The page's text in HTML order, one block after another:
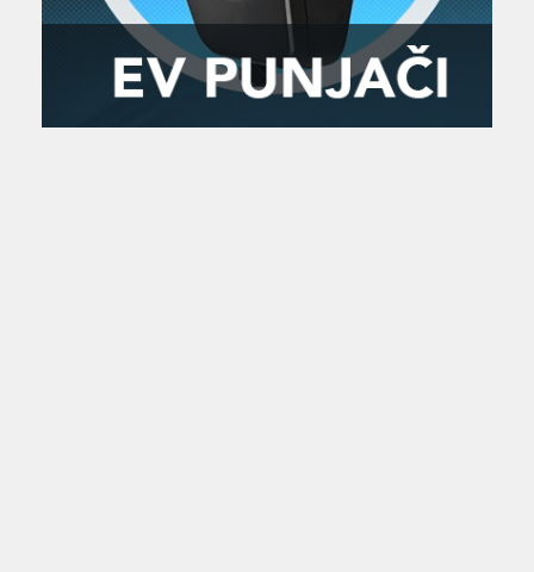
MTC - Moto Tour Croatia
Zanimljivost
Najave i noviteti